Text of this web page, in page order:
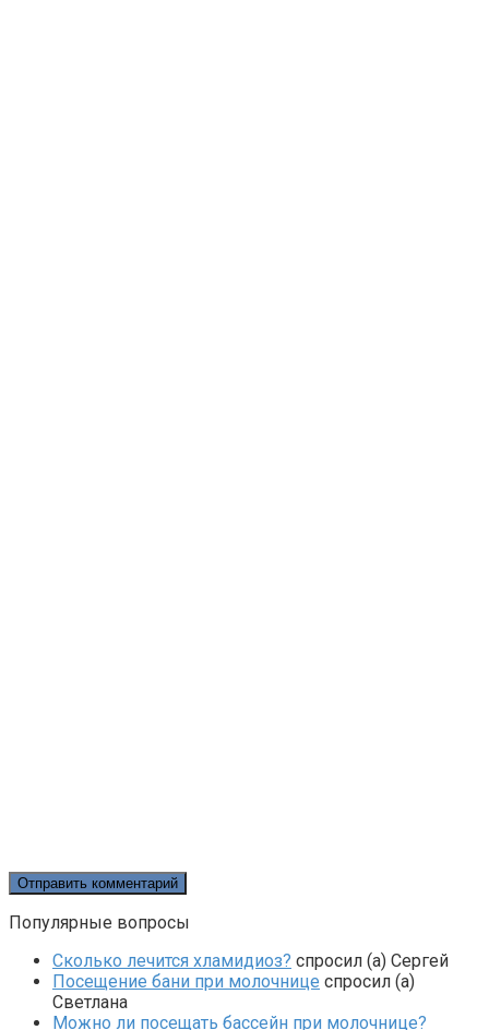
Популярные вопросы
Сколько лечится хламидиоз? спросил (а) Сергей
Посещение бани при молочнице спросил (а)
Светлана
Можно ли посещать бассейн при молочнице?